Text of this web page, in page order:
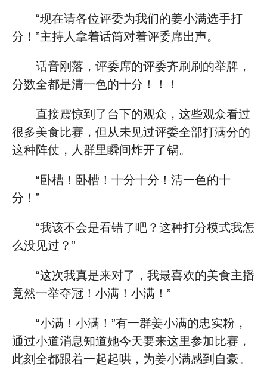
“现在请各位评委为我们的姜小满选手打
分！”主持人拿着话筒对着评委席出声。
话音刚落，评委席的评委齐刷刷的举牌，
分数全都是清一色的十分！！！
直接震惊到了台下的观众，这些观众看过
很多美食比赛，但从未见过评委全部打满分的
这种阵仗，人群里瞬间炸开了锅。
“卧槽！卧槽！十分十分！清一色的十
分！”
“我该不会是看错了吧？这种打分模式我怎
么没见过？”
“这次我真是来对了，我最喜欢的美食主播
竟然一举夺冠！小满！小满！”
“小满！小满！”有一群姜小满的忠实粉，
通过小道消息知道她今天要来这里参加比赛，
此刻全都跟着一起起哄，为姜小满感到自豪。